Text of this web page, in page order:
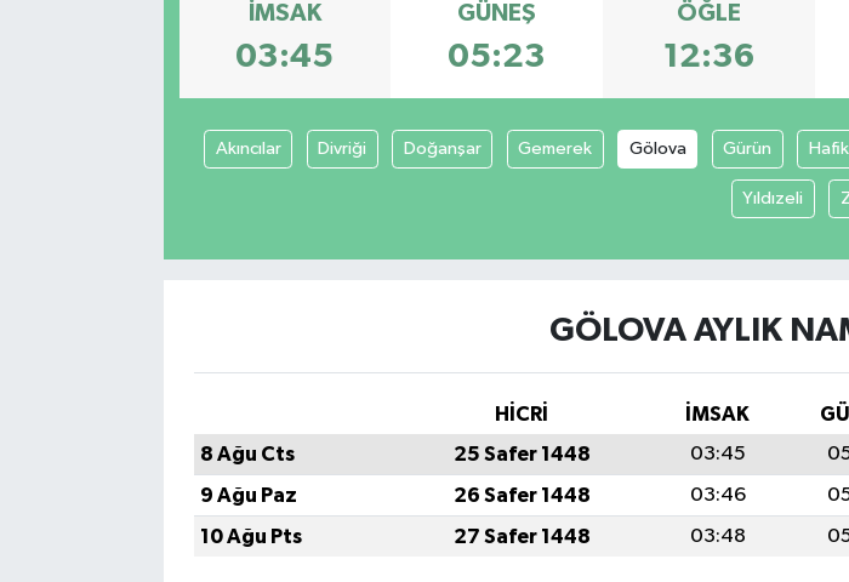
İMSAK
03:45
GÜNEŞ
05:23
ÖĞLE
12:36
Akıncılar Divriği Doğanşar Gemerek Gölova Gürün Hafik
Yıldızeli
GÖLOVA AYLIK
HİCRİ İMSAK
8 Ağu Cts
25 Safer 1448 03:45
9 Ağu Paz
26 Safer 1448 03:46
10 Ağu Pts
27 Safer 1448 03:48
HABERDE İNSAN